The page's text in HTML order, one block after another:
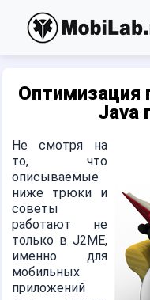
Оптимизация
Java
Не смотря на
то, что
описываемые
ниже трюки и
советы
работают не
только в J2ME,
именно для
мобильных
приложений